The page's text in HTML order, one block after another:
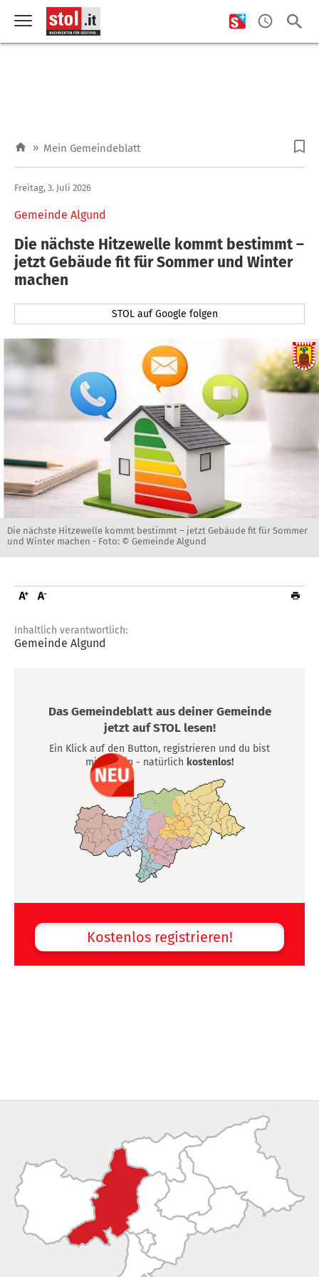
» Mein Gemeindeblatt
Gemeinde Algund
Freitag, 3. Juli 2026
Die nächste Hitzewelle kommt bestimmt –
jetzt Gebäude fit für Sommer und Winter
machen
STOL auf Google folgen
Die nächste Hitzewelle kommt bestimmt – jetzt Gebäude fit für Sommer
und Winter machen - Foto: © Gemeinde Algund
Inhaltlich verantwortlich:
Gemeinde Algund
Das Gemeindeblatt aus deiner Gemeinde
jetzt auf STOL lesen!
Ein Klick auf den Button, registrieren und du bist
mittendrin - natürlich kostenlos!
Kostenlos registrieren!